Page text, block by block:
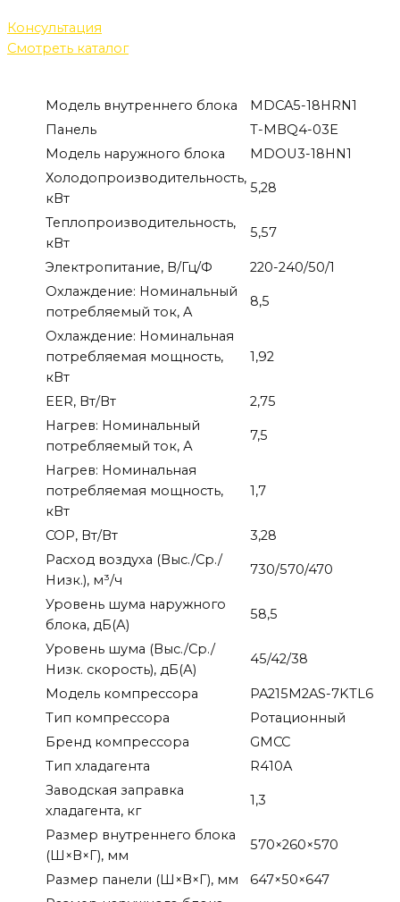
Консультация
Смотреть каталог
Модель внутреннего блока
MDCA5-18HRN1
Панель
T-MBQ4-03E
Модель наружного блока
MDOU3-18HN1
Холодопроизводительность,
кВт
5,28
Теплопроизводительность,
кВт
5,57
Электропитание, В/Гц/Ф
220-240/50/1
Охлаждение: Номинальный
потребляемый ток, A
8,5
Охлаждение: Номинальная
потребляемая мощность,
кВт
1,92
EER, Вт/Вт
2,75
Нагрев: Номинальный
потребляемый ток, А
7,5
Нагрев: Номинальная
потребляемая мощность,
кВт
1,7
COP, Вт/Вт
3,28
Расход воздуха (Выс./Ср./
Низк.), м³/ч
730/570/470
Уровень шума наружного
блока, дБ(А)
58,5
Уровень шума (Выс./Ср./
Низк. скорость), дБ(А)
45/42/38
Модель компрессора
PA215M2AS-7KTL6
Тип компрессора
Ротационный
Бренд компрессора
GMCC
Тип хладагента
R410A
Заводская заправка
хладагента, кг
1,3
Размер внутреннего блока
(Ш×В×Г), мм
570×260×570
Размер панели (Ш×В×Г), мм
647×50×647